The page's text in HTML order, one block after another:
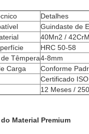
Detalhes
Guindaste de
40Mn2 /
HRC 50-58
Têmpera4-8mm
Carga
Conforme
Certificado
12 Meses /
Material Premium